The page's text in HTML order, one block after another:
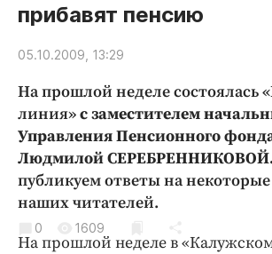
Статьи
Народные новости
Авто и транспорт
Благоустройство
Криминал
Культура
Недвижимость и ЖКХ
Образование
Общество
прибавят пенсию
05.10.2009, 13:29
На прошлой неделе состоялась
линия»с заместителем
Управления Пенсионного
Людмилой
публикуем ответы на
наших читателей.
0 1609
На прошлой неделе в